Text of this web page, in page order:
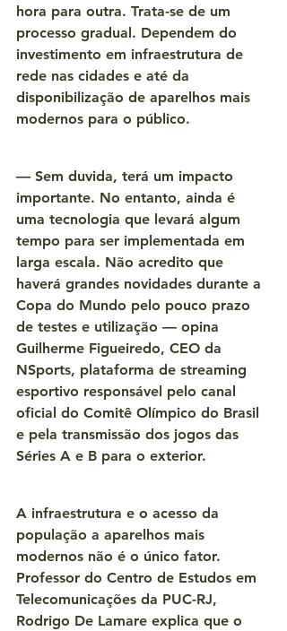
hora para outra. Trata-se de um
processo gradual. Dependem do
investimento em infraestrutura de
rede nas cidades e até da
disponibilização de aparelhos mais
modernos para o público.
— Sem duvida, terá um impacto
importante. No entanto, ainda é
uma tecnologia que levará algum
tempo para ser implementada em
larga escala. Não acredito que
haverá grandes novidades durante a
Copa do Mundo pelo pouco prazo
de testes e utilização — opina
Guilherme Figueiredo, CEO da
NSports, plataforma de streaming
esportivo responsável pelo canal
oficial do Comitê Olímpico do Brasil
e pela transmissão dos jogos das
Séries A e B para o exterior.
A infraestrutura e o acesso da
população a aparelhos mais
modernos não é o único fator.
Professor do Centro de Estudos em
Telecomunicações da PUC-RJ,
Rodrigo De Lamare explica que o